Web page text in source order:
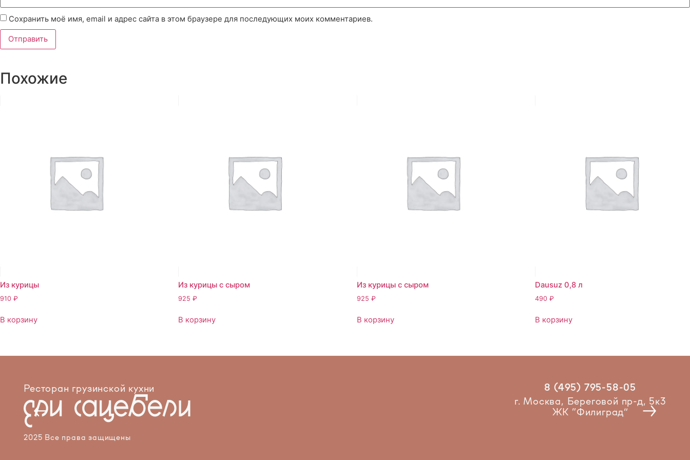
Сохранить моё имя, email и адрес сайта в этом браузере для последующих моих комментариев.
Похожие
Из курицы
910 ₽
В корзину
Из курицы с сыром
925₽
В корзину
Из курицы с сыром
925 ₽
В корзину
Dausuz 0,8 л
490₽
В корзину
Ресторан грузинской кухни
2025 Все права защищены
8 (495) 795-58-05
г. Москва, Береговой пр-д, 5к3
ЖК “Филиград”